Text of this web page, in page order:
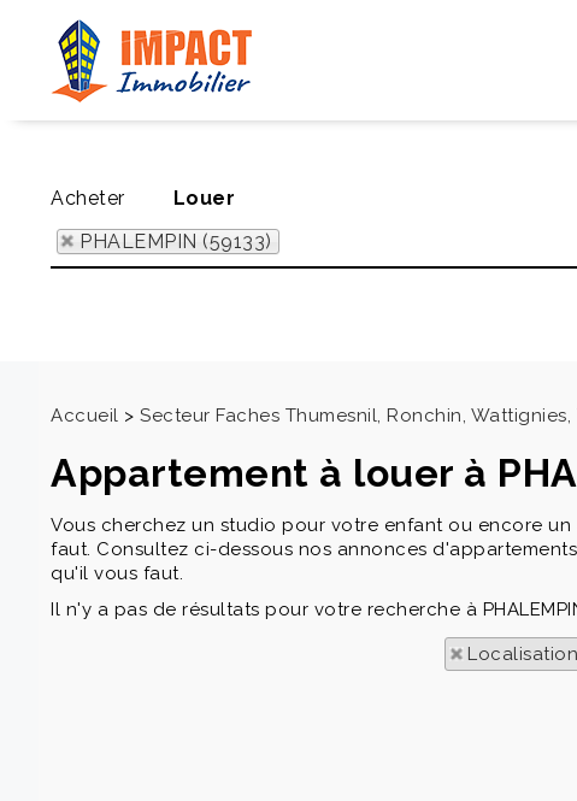
Acheter
Louer
PHALEMPIN (59133)
Accueil > Secteur Faches Thumesnil, Ronchin, Wattignies,
Appartement à louer à
Vous cherchez un studio pour votre enfant ou encore
faut. Consultez ci-dessous nos annonces
qu'il vous faut.
Il n'y a pas de résultats pour votre recherche à